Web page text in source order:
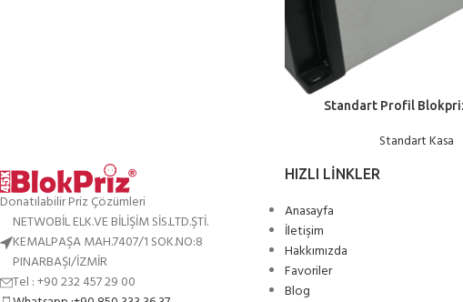
Standart Profil Blokpriz
Standart Kasa
Donatılabilir Priz Çözümleri
NETWOBİL ELK.VE BİLİŞİM SİS.LTD.ŞTİ.
KEMALPAŞA MAH.7407/1 SOK.NO:8
PINARBAŞI/İZMİR
Tel : +90 232 457 29 00
HIZLI LINKLER
Anasayfa
İletişim
Hakkımızda
Favoriler
Blog